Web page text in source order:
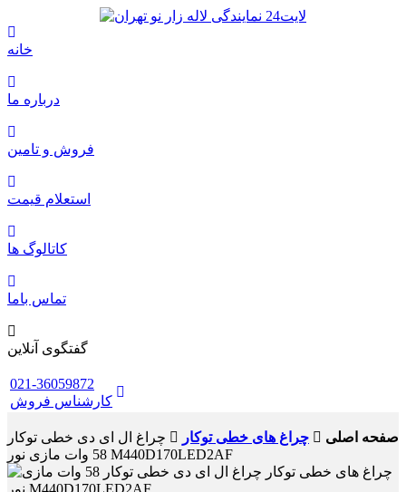
خانه
درباره ما
فروش و تامین
استعلام قیمت
کاتالوگ ها
تماس باما
گفتگوی آنلاین
021-36059872
کارشناس فروش
صفحه اصلی چراغ های خطی توکار
چراغ ال ای دی خطی توکار
58 وات مازی نور M440D170LED2AF